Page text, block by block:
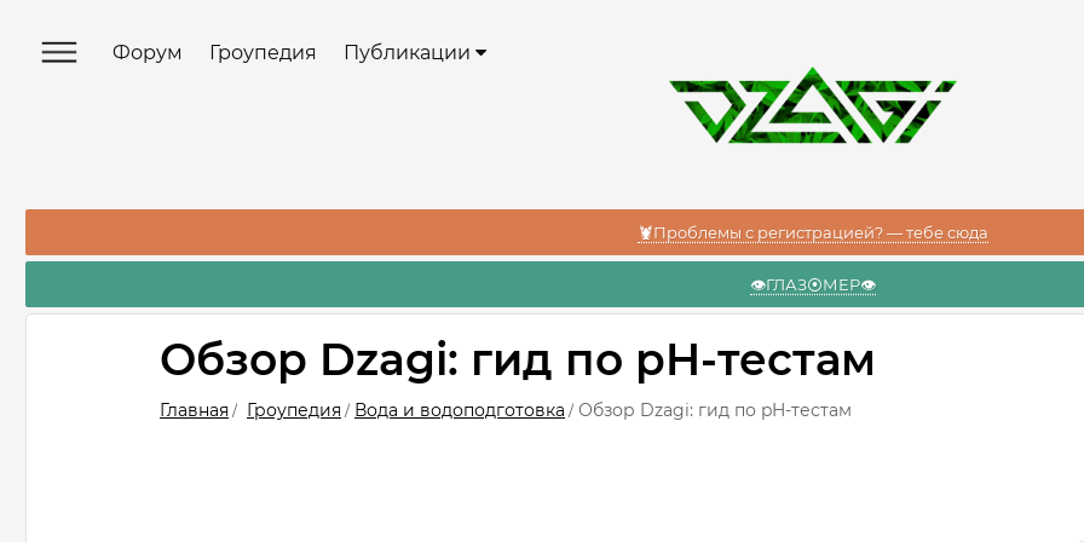
Форум Гроупедия Публикации
🦞Проблемы с регистрацией? — тебе сюда
👁️ГЛАЗ⦿МЕР👁️
Обзор Dzagi: гид по pH-тестам
Главная / Гроупедия / Вода и водоподготовка / Обзор Dzagi: гид по pH-тестам